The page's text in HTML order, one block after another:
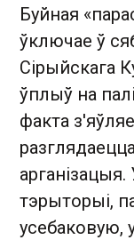
Буйная
ўключае ў
Сірыйскага
ўплыў на
факта
тэрыторыі,
усебаковую,